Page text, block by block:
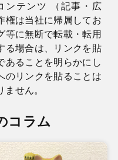
ンテンツ （記事・広
権は当社に帰属してお
等に無断で転載・転用
る場合は、リンクを貼
あることを明らかにし
のリンクを貼ることは
せん。
コラム